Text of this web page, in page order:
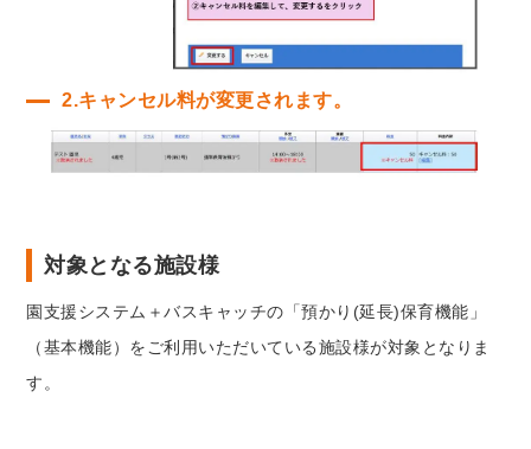
2.キャンセル料が変更されます。
対象となる施設様
園支援システム＋バスキャッチの「預かり(延長)保育機能」
（基本機能）をご利用いただいている施設様が対象となりま
す。